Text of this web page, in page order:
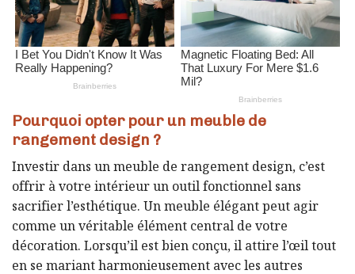
Pourquoi opter pour un meuble de
rangement design ?
Investir dans un meuble de rangement design, c’est
offrir à votre intérieur un outil fonctionnel sans
sacrifier l’esthétique. Un meuble élégant peut agir
comme un véritable élément central de votre
décoration. Lorsqu’il est bien conçu, il attire l’œil tout
en se mariant harmonieusement avec les autres